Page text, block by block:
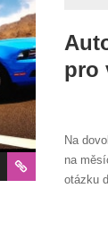
pro
Na
na
otázku